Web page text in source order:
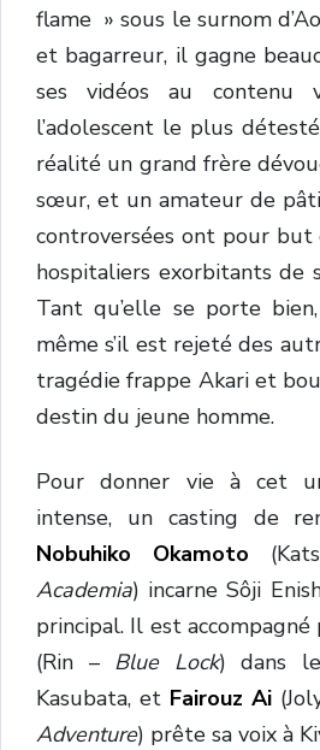
flame » sous le surnom
et bagarreur, il gagne
ses vidéos au contenu
l’adolescent le plus
réalité un grand frère
sœur, et un amateur de
controversées ont pour but
hospitaliers exorbitants de
Tant qu’elle se porte
même s’il est rejeté des
tragédie frappe Akari et
destin du jeune homme.
Pour donner vie à cet
intense, un casting de
Nobuhiko Okamoto
Academia) incarne Sôji
principal. Il est accompagné
(Rin – Blue Lock) dans
Kasubata, et Fairouz Ai
Adventure) prête sa voix à